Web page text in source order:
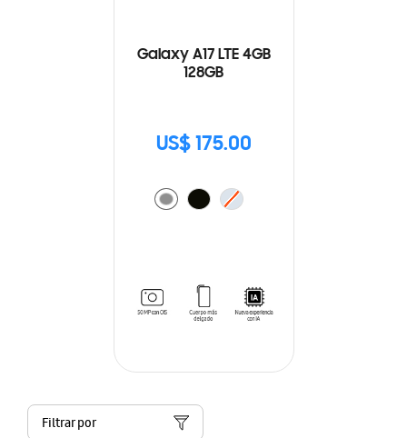
Galaxy A17 LTE 4GB
128GB
US$ 175.00
Filtrar por